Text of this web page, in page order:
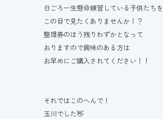
日ごろ一生懸命練習している子供たちを
この目で見たくありませんか！？
整理券のほう残りわずかとなって
おりますので興味のある方は
お早めにご購入されてください！！
それではこのへんで！
玉川でした👋